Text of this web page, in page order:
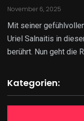
November 6, 2025
Mit seiner
Uriel Salnaitis in
berührt. Nun geht die
Kategorien: